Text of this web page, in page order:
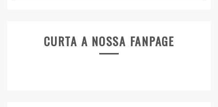
CURTA A NOSSA FANPAGE